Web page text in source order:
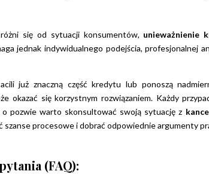
się od sytuacji konsumentów, unieważnienie
jednak indywidualnego podejścia, profesjonalnej
już znaczną część kredytu lub ponoszą
okazać się korzystnym rozwiązaniem. Każdy
pozwie warto skonsultować swoją sytuację z
szanse procesowe i dobrać odpowiednie argumenty
(FAQ):